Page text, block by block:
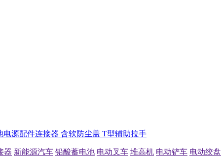
电源配件连接器 含软防尘盖 T型辅助拉手
器 新能源汽车 铅酸蓄电池 电动叉车 堆高机 电动铲车 电动绞盘